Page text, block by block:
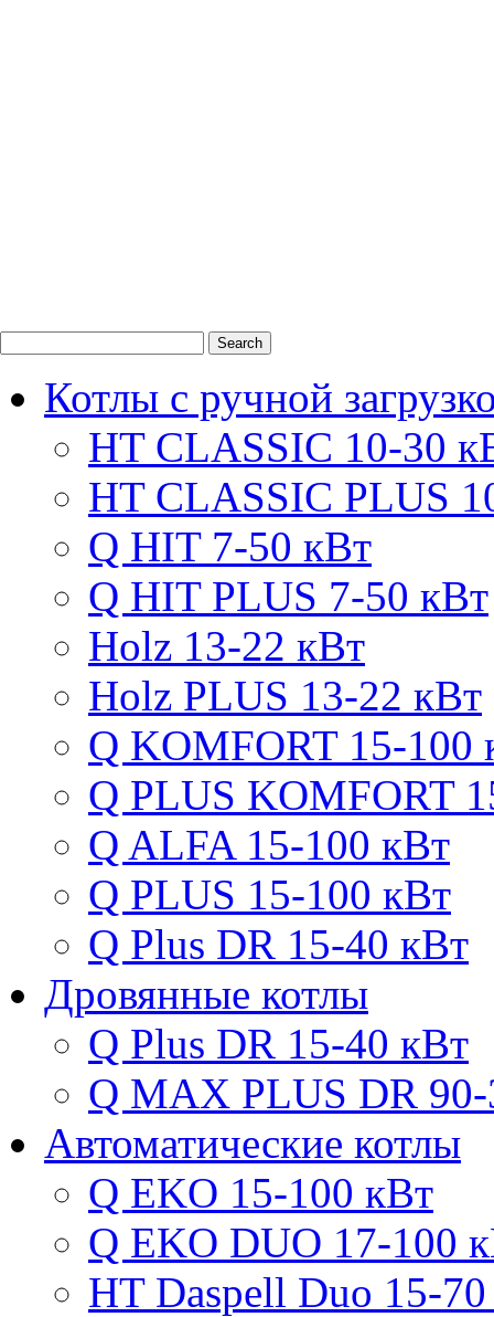
Котлы с ручной
HT CLASSIC 10-30
HT CLASSIC PLUS
Q HIT 7-50 кВт
Q HIT PLUS 7-50 кВт
Holz 13-22 кВт
Holz PLUS 13-22 кВт
Q KOMFORT 15-100
Q PLUS KOMFORT
Q ALFA 15-100 кВт
Q PLUS 15-100 кВт
Q Plus DR 15-40 кВт
Дровянные котлы
Q Plus DR 15-40 кВт
Q MAX PLUS DR
Автоматические котлы
Q EKO 15-100 кВт
Q EKO DUO 17-100
HT Daspell Duo 15-